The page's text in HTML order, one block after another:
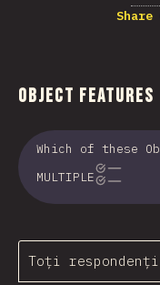
Share
Object Features
Which of these
MULTIPLE
Toți